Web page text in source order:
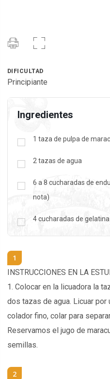
DIFICULTAD
Principiante
Ingredientes
1 taza de pulpa de
2 tazas de agua
6 a 8 cucharadas de
nota)
4cucharadas de
1
INSTRUCCIONES EN LA
1. Colocar en la licuadora la
dos tazas de agua. Licuar por
colador fino, colar para
Reservamos el jugo de
semillas.
2